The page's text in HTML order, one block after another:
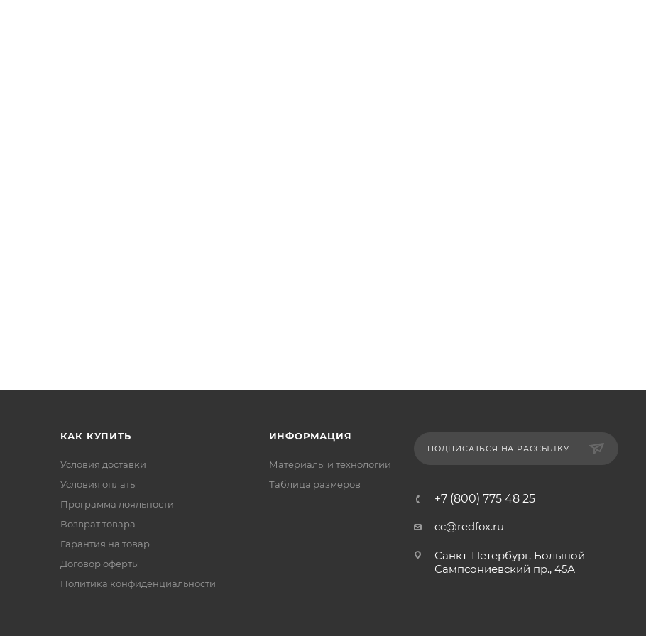
КАК КУПИТЬ
Условия доставки
Условия оплаты
Программа лояльности
Возврат товара
Гарантия на товар
Договор оферты
Политика конфиденциальности
ИНФОРМАЦИЯ
Материалы и технологии
Таблица размеров
ПОДПИСАТЬСЯ НА РАССЫЛКУ
+7 (800) 775 48 25
cc@redfox.ru
Санкт-Петербург, Большой
Сампсониевский пр., 45А